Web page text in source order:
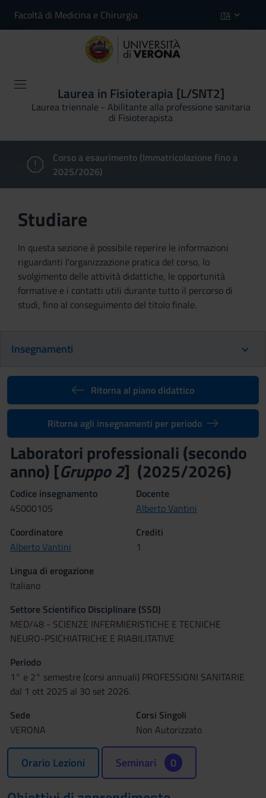
Facoltà di Medicina e Chirurgia ITA
Laurea in Fisioterapia [L/SNT2]
Laurea triennale - Abilitante alla professione sanitaria
di Fisioterapista
Corso a esaurimento (Immatricolazione fino a
2025/2026)
Studiare
In questa sezione è possibile reperire le informazioni
riguardanti l'organizzazione pratica del corso, lo
svolgimento delle attività didattiche, le opportunità
formative e i contatti utili durante tutto il percorso di
studi, fino al conseguimento del titolo finale.
Insegnamenti
Ritorna al piano didattico
Ritorna agli insegnamenti per periodo
Laboratori professionali (secondo
anno) [Gruppo 2] (2025/2026)
Codice insegnamento
4S000105
Docente
Alberto Vantini
Coordinatore
Alberto Vantini
Crediti
1
Lingua di erogazione
Italiano
Settore Scientifico Disciplinare (SSD)
MED/48 - SCIENZE INFERMIERISTICHE E TECNICHE
NEURO-PSICHIATRICHE E RIABILITATIVE
Periodo
1° e 2° semestre (corsi annuali) PROFESSIONI SANITARIE
dal 1 ott 2025 al 30 set 2026.
Sede
VERONA
Corsi Singoli
Non Autorizzato
Orario Lezioni Seminari 0